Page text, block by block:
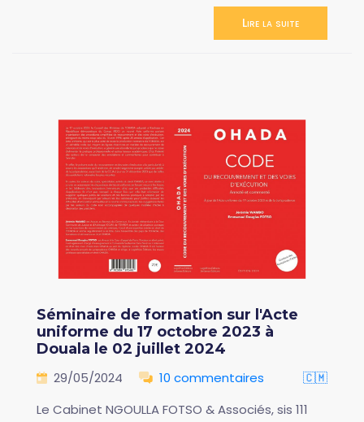
Lire la suite
Séminaire de formation sur l'Acte
uniforme du 17 octobre 2023 à
Douala le 02 juillet 2024
29/05/2024 10 commentaires
🇨🇲
Le Cabinet NGOULLA FOTSO & Associés, sis 111